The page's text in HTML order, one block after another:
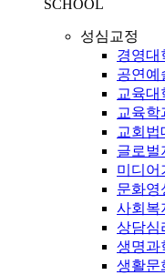
SCHOOL
성심교정
경영대
공연예
교육대
교육학
교회법
글로벌
미디어
문화영
사회복
상담심
생명과
생활문